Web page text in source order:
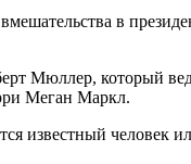
в
Мюллер, который
Меган Маркл.
известный